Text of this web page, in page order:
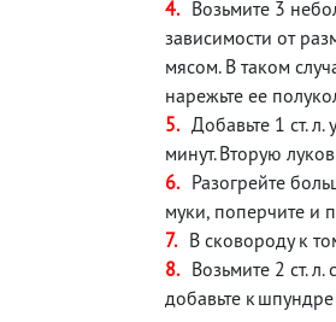
Возьмите 3
зависимости от
мясом. В таком
нарежьте ее
Добавьте 1 ст.
минут. Вторую
Разогрейте
муки, поперчите и
В сковороду к
Возьмите 2 ст.
добавьте к